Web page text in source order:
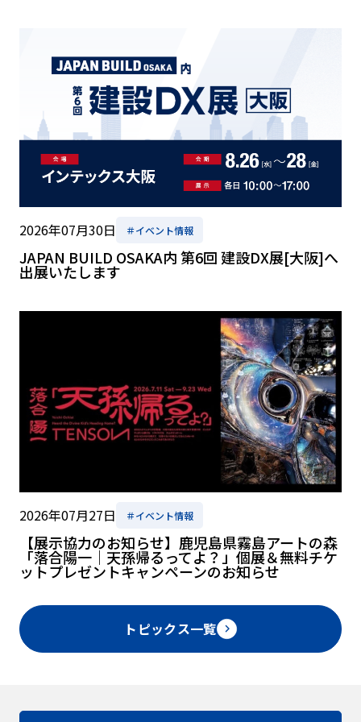
トピックス一覧
2026年07月30日 ＃イベント情報
JAPAN BUILD OSAKA内 第6回 建設DX展[大阪]へ
出展いたします
2026年07月27日 ＃イベント情報
【展示協力のお知らせ】鹿児島県霧島アートの森
「落合陽一｜天孫帰るってよ？」個展＆無料チケ
ットプレゼントキャンペーンのお知らせ